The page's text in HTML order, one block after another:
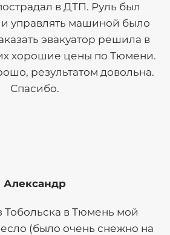
в ДТП. Руль был
управлять машиной было
эвакуатор решила в
хорошие цены по Тюмени.
результатом довольна.
Спасибо.
Александр
Тобольска в Тюмень мой
(было очень снежно на